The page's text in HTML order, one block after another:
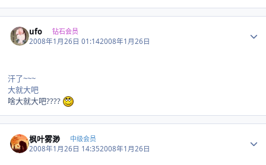
ufo 钻石会员
2008年1月26日 01:142008年1月26日
汗了~~~
大就大吧
啥大就大吧????
枫叶雾渺 中级会员
2008年1月26日 14:352008年1月26日